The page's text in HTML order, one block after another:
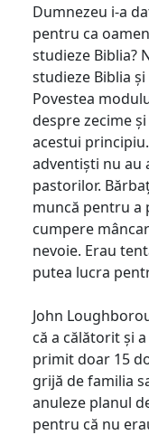
Dumnezeu i-a
pentru ca
studieze Biblia?
studieze Biblia
Povestea
despre zecime
acestui
adventiști nu au
pastorilor.
muncă pentru a
cumpere
nevoie. Erau
putea lucra
John
că a călătorit și
primit doar 15
grijă de familia
anuleze planul
pentru că nu